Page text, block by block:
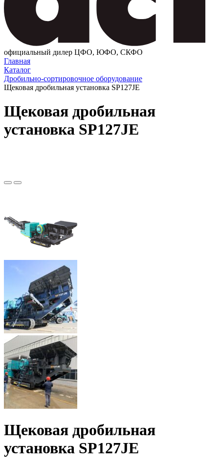
официальный дилер ЦФО, ЮФО, СКФО
Главная
Каталог
Дробильно-сортировочное оборудование
Щековая дробильная установка SP127JE
Щековая дробильная
установка SP127JE
Щековая дробильная
установка SP127JE